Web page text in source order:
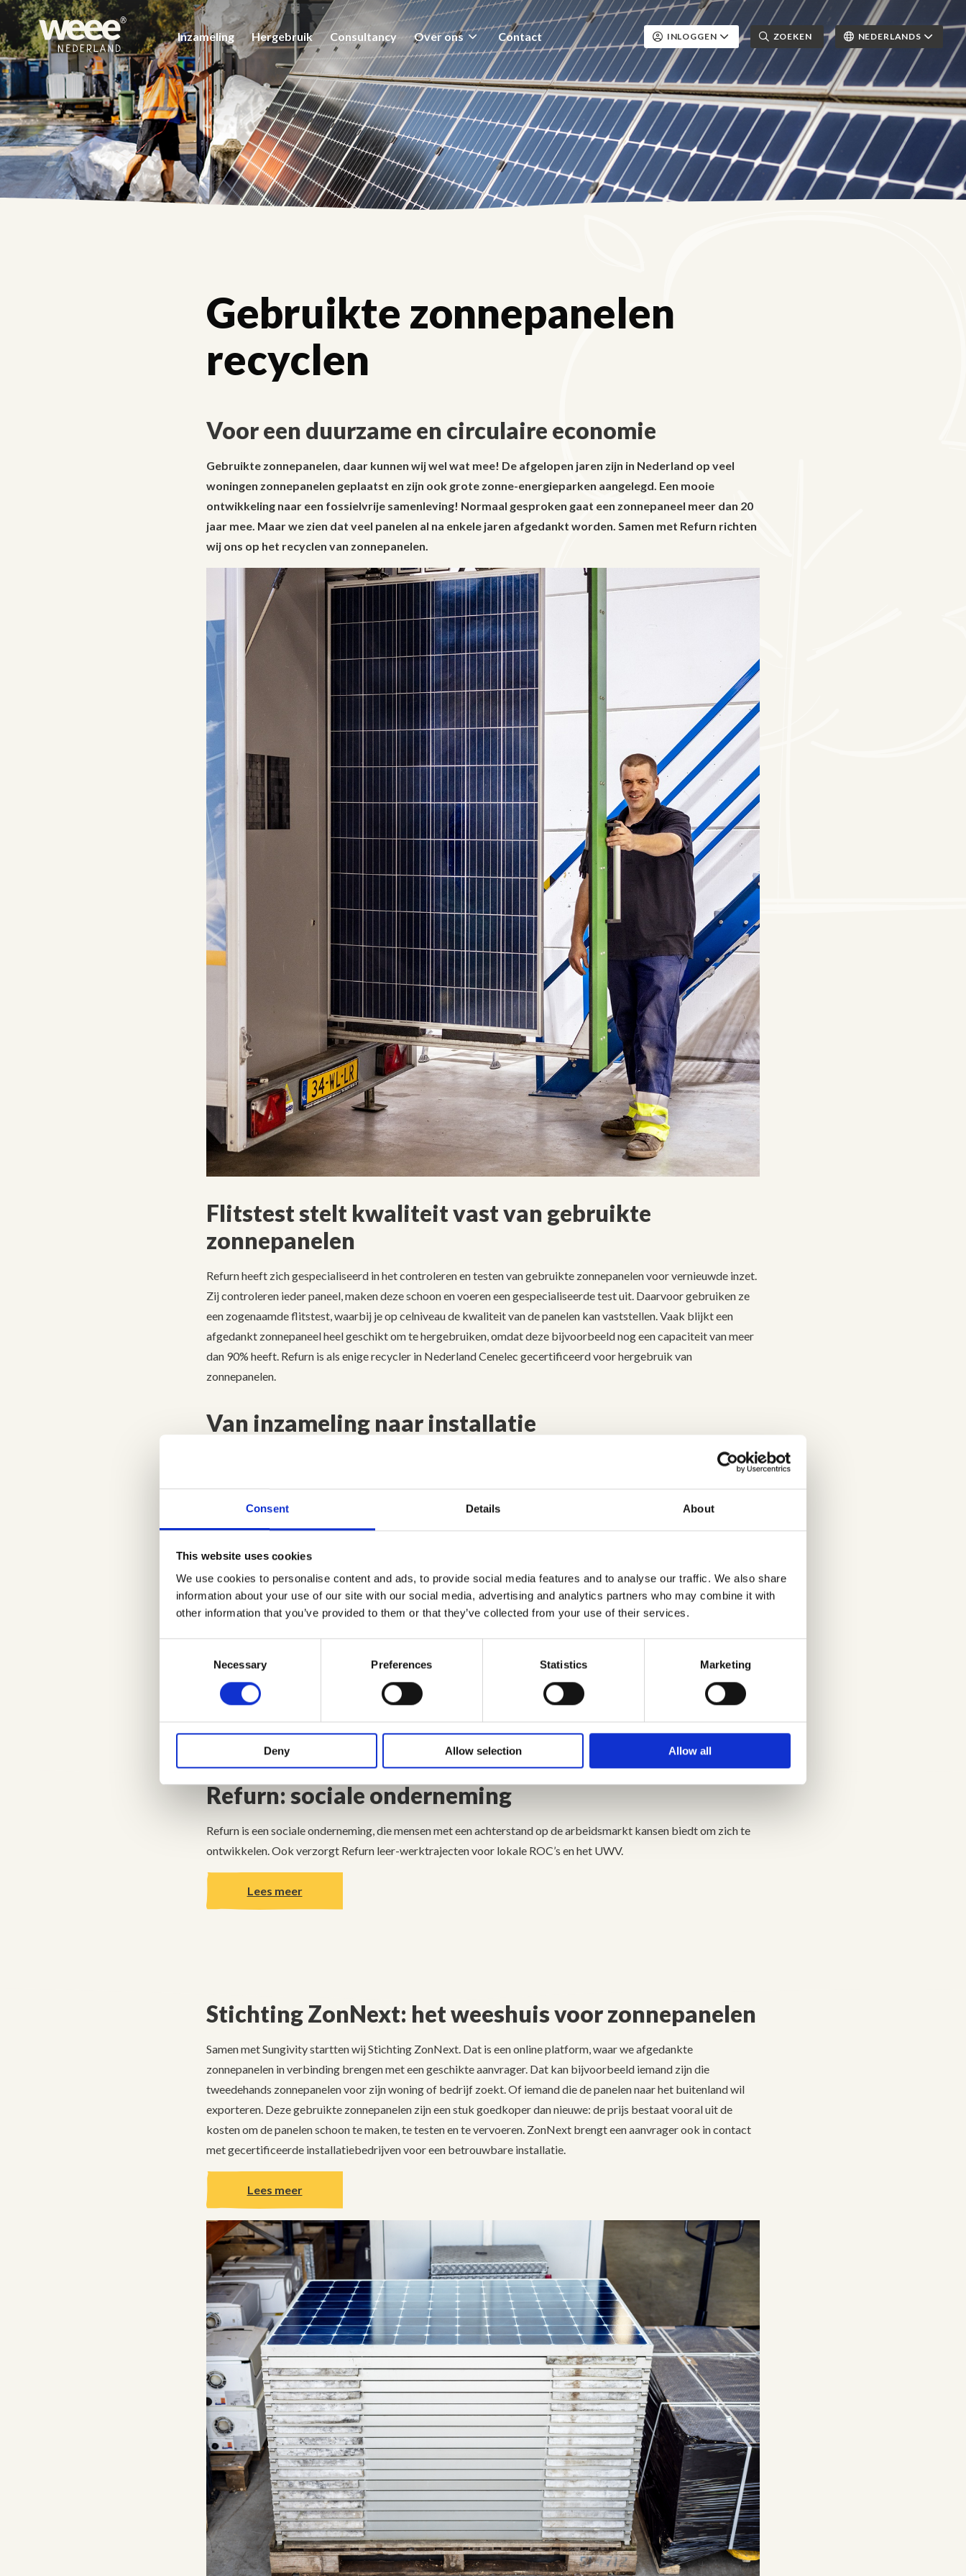
Consent Details About
This website uses cookies
We use cookies to personalise content and ads, to provide social media features and to analyse our traffic. We also share
information about your use of our site with our social media, advertising and analytics partners who may combine it with
other information that you’ve provided to them or that they’ve collected from your use of their services.
Necessary Preferences Statistics Marketing
Deny Allow selection Allow all
Inzameling Hergebruik Consultancy Over ons Contact INLOGGEN ZOEKEN NEDERLANDS
Gebruikte zonnepanelen
recyclen
Voor een duurzame en circulaire economie
Gebruikte zonnepanelen, daar kunnen wij wel wat mee! De afgelopen jaren zijn in Nederland op veel
woningen zonnepanelen geplaatst en zijn ook grote zonne-energieparken aangelegd. Een mooie
ontwikkeling naar een fossielvrije samenleving! Normaal gesproken gaat een zonnepaneel meer dan 20
jaar mee. Maar we zien dat veel panelen al na enkele jaren afgedankt worden. Samen met Refurn richten
wij ons op het recyclen van zonnepanelen.
Flitstest stelt kwaliteit vast van gebruikte
zonnepanelen
Refurn heeft zich gespecialiseerd in het controleren en testen van gebruikte zonnepanelen voor vernieuwde inzet.
Zij controleren ieder paneel, maken deze schoon en voeren een gespecialiseerde test uit. Daarvoor gebruiken ze
een zogenaamde flitstest, waarbij je op celniveau de kwaliteit van de panelen kan vaststellen. Vaak blijkt een
afgedankt zonnepaneel heel geschikt om te hergebruiken, omdat deze bijvoorbeeld nog een capaciteit van meer
dan 90% heeft. Refurn is als enige recycler in Nederland Cenelec gecertificeerd voor hergebruik van
zonnepanelen.
Van inzameling naar installatie
Bij ieder zonnepaneel dat wij inzamelen bekijken we of deze in aanmerking komt voor hergebruik. Dat zijn er al
Ook zonnepanelen met lagere capaciteit geschikt
Heeft een paneel nog een capaciteit tussen 80 en 90%? Dan is deze heel geschikt om te exporteren en in het
buitenland in gebruik te nemen. Bijvoorbeeld in landen waar de grondkosten minder hoog zijn, zoals in Oost-
Europa. Of waar de zon intenser en langer schijnt dan in ons regenachtige Nederland, zoals in Zuid-Europa of
Afrika.
Refurn: sociale onderneming
Refurn is een sociale onderneming, die mensen met een achterstand op de arbeidsmarkt kansen biedt om zich te
ontwikkelen. Ook verzorgt Refurn leer-werktrajecten voor lokale ROC’s en het UWV.
Lees meer
Stichting ZonNext: het weeshuis voor zonnepanelen
Samen met Sungivity startten wij Stichting ZonNext. Dat is een online platform, waar we afgedankte
zonnepanelen in verbinding brengen met een geschikte aanvrager. Dat kan bijvoorbeeld iemand zijn die
tweedehands zonnepanelen voor zijn woning of bedrijf zoekt. Of iemand die de panelen naar het buitenland wil
exporteren. Deze gebruikte zonnepanelen zijn een stuk goedkoper dan nieuwe: de prijs bestaat vooral uit de
kosten om de panelen schoon te maken, te testen en te vervoeren. ZonNext brengt een aanvrager ook in contact
met gecertificeerde installatiebedrijven voor een betrouwbare installatie.
Lees meer